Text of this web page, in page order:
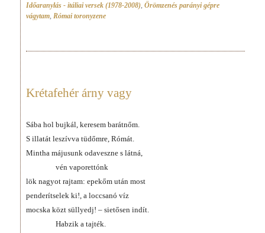
Időaranylás - itáliai versek (1978-2008), Örömzenés parányi gépre
vágytam, Római toronyzene
Krétafehér árny vagy
Sába hol bujkál, keresem barátnőm.
S illatát leszívva tüdőmre, Rómát.
Mintha májusunk odaveszne s látná,
vén vaporettónk
lök nagyot rajtam: epekőm után most
penderítselek ki!, a loccsanó víz
mocska közt süllyedj! – sietősen indít.
Habzik a tajték.